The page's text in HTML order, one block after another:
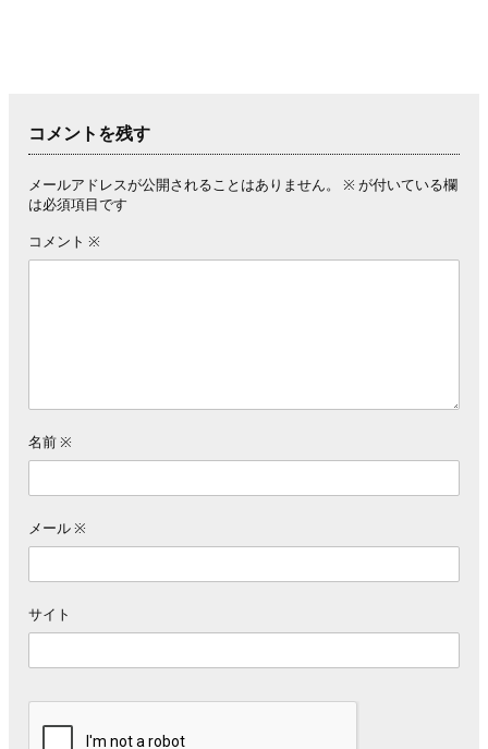
コメントを残す
メールアドレスが公開されることはありません。 ※ が付いている欄
は必須項目です
コメント ※
名前※
メール※
サイト